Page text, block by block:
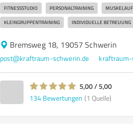
FITNESSSTUDIO PERSONALTRAINING
KLEINGRUPPENTRAINING INDIVIDUELLE BETREUUNG
Bremsweg 18, 19057 Schwerin
post@kraftraum-schwerin.de
5,00 / 5,00
134 Bewertungen (1 Quelle)